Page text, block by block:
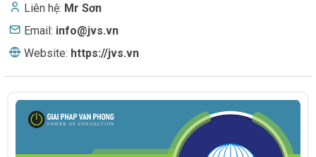
Liên hệ: Mr Sơn
Email: info@jvs.vn
Website: https://jvs.vn